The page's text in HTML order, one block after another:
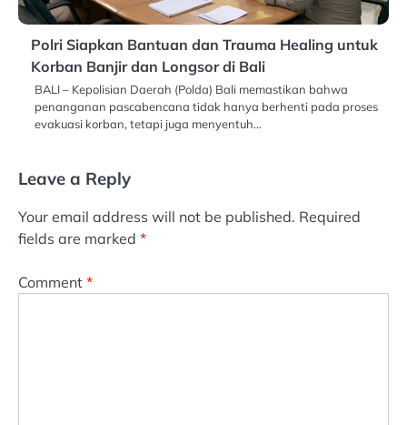
Polri Siapkan Bantuan dan Trauma Healing untuk
Korban Banjir dan Longsor di Bali
BALI – Kepolisian Daerah (Polda) Bali memastikan bahwa
penanganan pascabencana tidak hanya berhenti pada proses
evakuasi korban, tetapi juga menyentuh…
Leave a Reply
Your email address will not be published. Required
fields are marked *
Comment *